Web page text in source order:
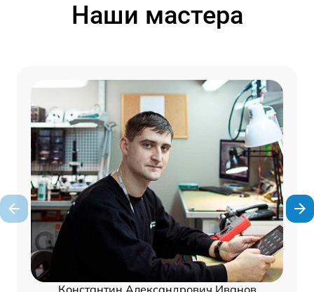
Наши мастера
Константин Александрович Иванов